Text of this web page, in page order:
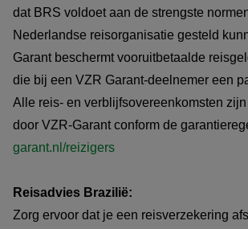
dat BRS voldoet aan de strengste
Nederlandse reisorganisatie gesteld
Garant beschermt vooruitbetaalde
die bij een VZR Garant-deelnemer een
Alle reis- en verblijfsovereenkomsten
door VZR-Garant conform de
garant.nl/reizigers
Reisadvies Brazilië:
Zorg ervoor dat je een reisverzekering